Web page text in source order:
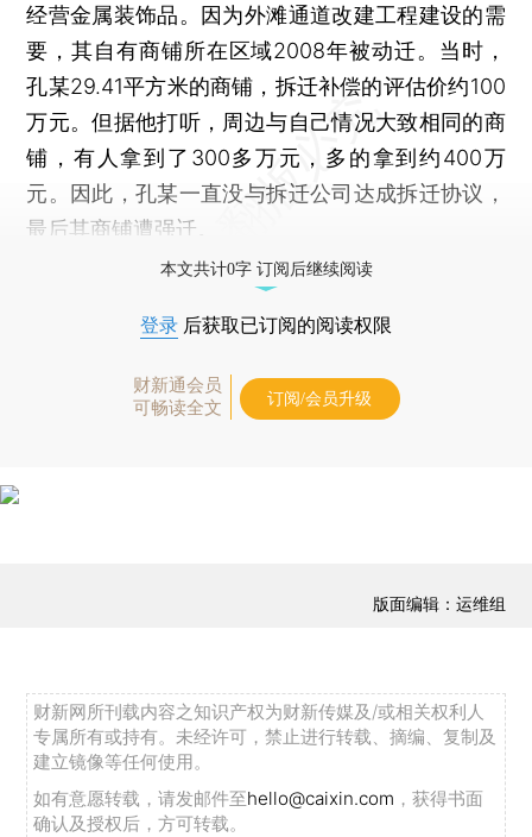
经营金属装饰品。因为外滩通道改建工程建设的需
要，其自有商铺所在区域2008年被动迁。当时，
孔某29.41平方米的商铺，拆迁补偿的评估价约100
万元。但据他打听，周边与自己情况大致相同的商
铺，有人拿到了300多万元，多的拿到约400万
元。因此，孔某一直没与拆迁公司达成拆迁协议，
最后其商铺遭强迁。
本文共计0字 订阅后继续阅读
登录 后获取已订阅的阅读权限
财新通会员
可畅读全文
订阅/会员升级
版面编辑：运维组
财新网所刊载内容之知识产权为财新传媒及/或相关权利人
专属所有或持有。未经许可，禁止进行转载、摘编、复制及
建立镜像等任何使用。
如有意愿转载，请发邮件至hello@caixin.com ，获得书面
确认及授权后，方可转载。